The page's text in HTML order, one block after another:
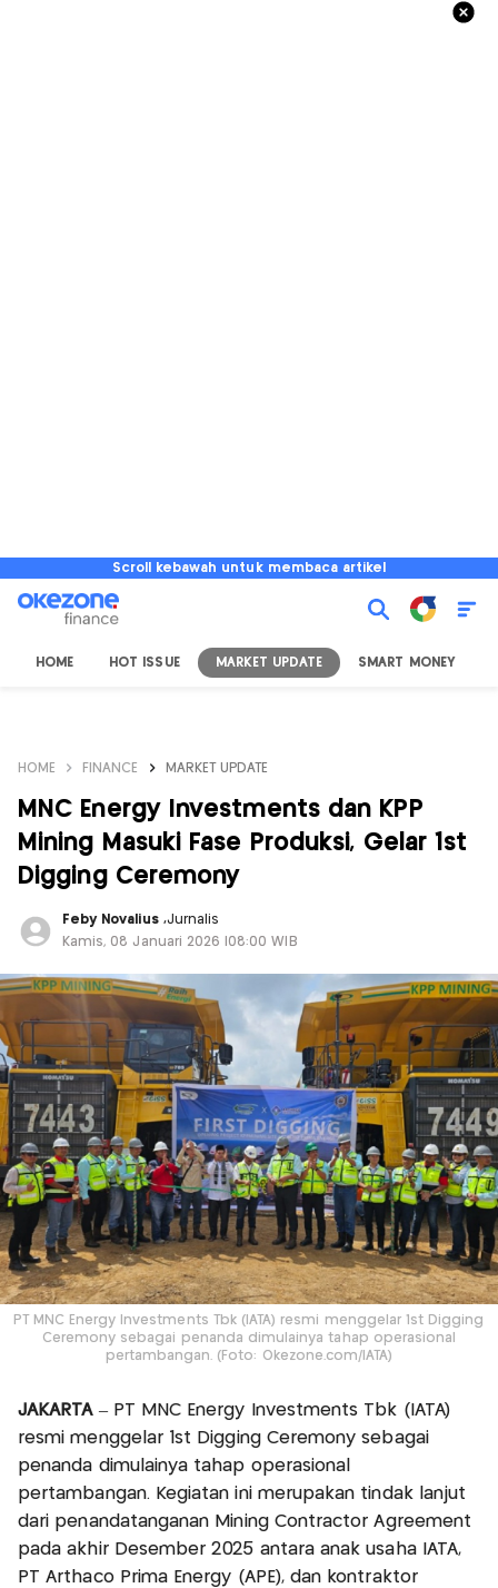
Scroll kebawah untuk membaca artikel
HOME HOT ISSUE MARKET UPDATE SMART MONEY
HOME FINANCE MARKET UPDATE
MNC Energy Investments dan KPP
Mining Masuki Fase Produksi, Gelar 1st
Digging Ceremony
Feby Novalius ,Jurnalis
Kamis, 08 Januari 2026 |08:00 WIB
PT MNC Energy Investments Tbk (IATA) resmi menggelar 1st Digging
Ceremony sebagai penanda dimulainya tahap operasional
pertambangan. (Foto: Okezone.com/IATA)
JAKARTA– PT MNC Energy Investments Tbk (IATA)
resmi menggelar 1st Digging Ceremony sebagai
penanda dimulainya tahap operasional
pertambangan. Kegiatan ini merupakan tindak lanjut
dari penandatanganan Mining Contractor Agreement
pada akhir Desember 2025 antara anak usaha IATA,
PT Arthaco Prima Energy (APE), dan kontraktor